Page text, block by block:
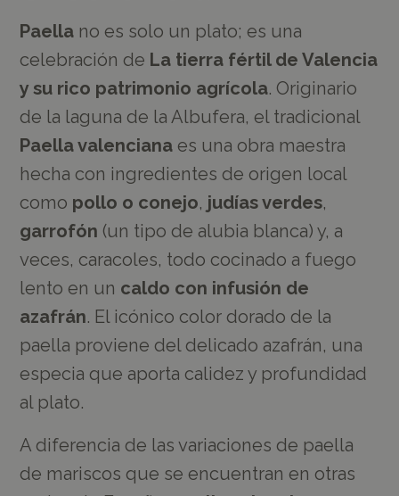
Paella no es solo un plato; es una
celebración de La tierra fértil de Valencia
y su rico patrimonio agrícola. Originario
de la laguna de la Albufera, el tradicional
Paella valenciana es una obra maestra
hecha con ingredientes de origen local
como pollo o conejo, judías verdes,
garrofón (un tipo de alubia blanca) y, a
veces, caracoles, todo cocinado a fuego
lento en un caldo con infusión de
azafrán. El icónico color dorado de la
paella proviene del delicado azafrán, una
especia que aporta calidez y profundidad
al plato.
A diferencia de las variaciones de paella
de mariscos que se encuentran en otras